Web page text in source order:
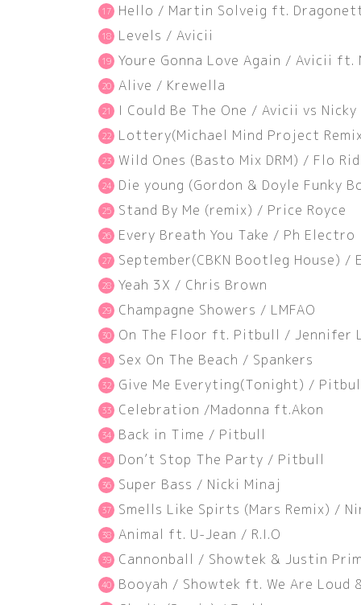
Hello / Martin Solveig ft.
Levels / Avicii
Youre Gonna Love Again / Avicii ft.
Alive / Krewella
I Could Be The One / Avicii vs Nicky
Lottery(Michael Mind Project
Wild Ones (Basto Mix DRM) / Flo
Die young (Gordon & Doyle Funky
Stand By Me (remix) / Price Royce
Every Breath You Take / Ph Electro
September(CBKN Bootleg House) /
Yeah 3X / Chris Brown
Champagne Showers / LMFAO
On The Floor ft. Pitbull / Jennifer
Sex On The Beach / Spankers
Give Me Everyting(Tonight) /
Celebration /Madonna ft.Akon
Back in Time / Pitbull
Don’t Stop The Party / Pitbull
Super Bass / Nicki Minaj
Smells Like Spirts (Mars Remix) /
Animal ft. U-Jean / R.I.O
Cannonball / Showtek & Justin
Booyah / Showtek ft. We Are Loud